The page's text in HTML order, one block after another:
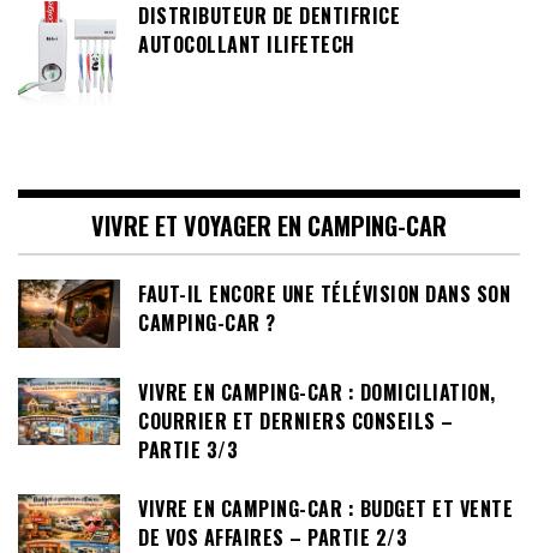
DISTRIBUTEUR DE DENTIFRICE
AUTOCOLLANT ILIFETECH
VIVRE ET VOYAGER EN CAMPING-CAR
FAUT-IL ENCORE UNE TÉLÉVISION DANS SON
CAMPING-CAR ?
VIVRE EN CAMPING-CAR : DOMICILIATION,
COURRIER ET DERNIERS CONSEILS –
PARTIE 3/3
VIVRE EN CAMPING-CAR : BUDGET ET VENTE
DE VOS AFFAIRES – PARTIE 2/3